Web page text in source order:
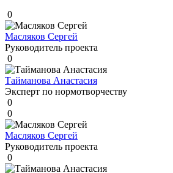
0
Масляков Сергей
Руководитель проекта
0
Тайманова Анастасия
Эксперт по нормотворчеству
0
0
Масляков Сергей
Руководитель проекта
0